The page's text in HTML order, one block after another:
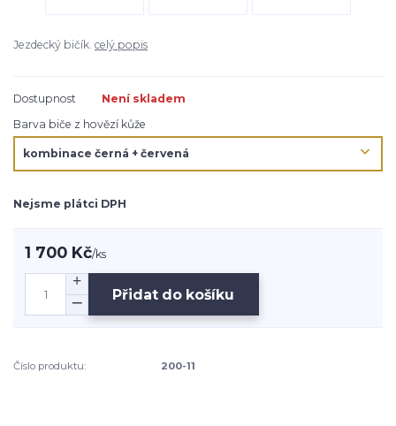
Jezdecký bičík. celý popis
Dostupnost
Není skladem
Barva biče z hovězí kůže
Nejsme plátci DPH
1 700 Kč/ks
Přidat do košíku
Číslo produktu: 200-11